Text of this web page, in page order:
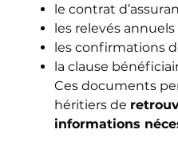
le contrat
les relevés annuels
les confirmations
la clause
Ces documents
héritiers de
informations